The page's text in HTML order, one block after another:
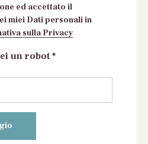
ed accettato il
miei Dati personali in
sulla Privacy
un robot *